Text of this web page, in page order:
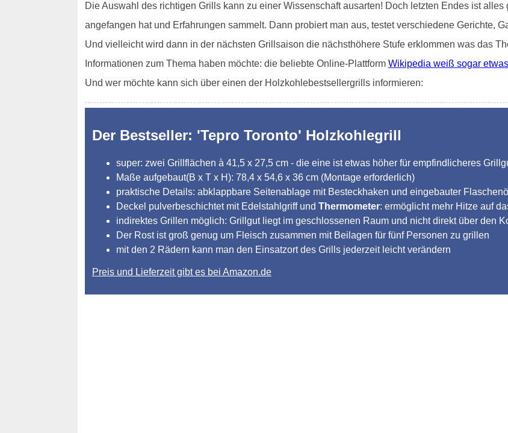
Die Auswahl des richtigen Grills kann zu einer Wissenschaft ausarten! Doch letzten Endes ist
angefangen hat und Erfahrungen sammelt. Dann probiert man aus, testet verschiedene Gerichte,
Und vielleicht wird dann in der nächsten Grillsaison die nächsthöhere Stufe erklommen was das
Informationen zum Thema haben möchte: die beliebte Online-Plattform Wikipedia weiß sogar
Und wer möchte kann sich über einen der Holzkohlebestsellergrills informieren:
Der Bestseller: 'Tepro Toronto' Holzkohlegrill
super: zwei Grillflächen à 41,5 x 27,5 cm - die eine ist etwas höher für empfindlicheres
Maße aufgebaut(B x T x H): 78,4 x 54,6 x 36 cm (Montage erforderlich)
praktische Details: abklappbare Seitenablage mit Besteckhaken und eingebauter
Deckel pulverbeschichtet mit Edelstahlgriff und Thermometer: ermöglicht mehr Hitze auf
indirektes Grillen möglich: Grillgut liegt im geschlossenen Raum und nicht direkt über den
Der Rost ist groß genug um Fleisch zusammen mit Beilagen für fünf Personen zu grillen
mit den 2 Rädern kann man den Einsatzort des Grills jederzeit leicht verändern
Preis und Lieferzeit gibt es bei Amazon.de